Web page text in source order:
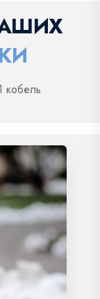
кобель